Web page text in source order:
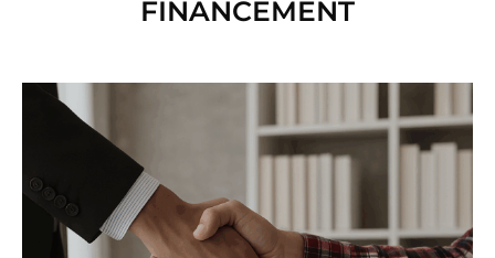
FINANCEMENT